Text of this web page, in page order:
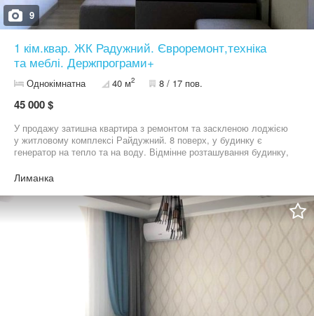
9
1 кім.квар. ЖК Радужний. Євроремонт,техніка
та меблі. Держпрограми+
Однокімнатна 40 м2 8 / 17 пов.
45 000 $
У продажу затишна квартира з ремонтом та заскленою лоджією
у житловому комплексі Райдужний. 8 поверх, у будинку є
генератор на тепло та на воду. Відмінне розташування будинку,
перепланована на кухню вітальню та спальню. Є засклена
державними програмами. Відмінний вибір для життя чи під
оренду. Телефонуйте,показ у зручний час! 47 65 16
Лиманка